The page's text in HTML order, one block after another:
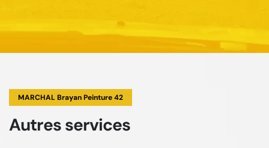
MARCHAL Brayan Peinture 42
Autres services